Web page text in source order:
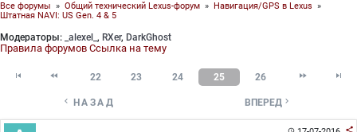
Все форумы » Общий технический Lexus-форум » Навигация/GPS в Lexus »
Штатная NAVI: US Gen. 4 & 5
Модераторы: _alexel_ , RXer, DarkGhost
Правила форумов Ссылка на тему
  22 23 24 25 26  
 НАЗАД ВПЕРЕД 
